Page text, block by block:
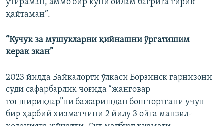
ўтираман, аммо бир куни оилам бағрига тирик
қайтаман”.
“Кучук ва мушукларни қийнашни ўргатишим
керак экан”
2023 йилда Байкалорти ўлкаси Борзинск гарнизони
суди сафарбарлик чоғида “жанговар
топшириқлар”ни бажаришдан бош тортгани учун
бир ҳарбий хизматчини 2 йилу 3 ойга манзил-